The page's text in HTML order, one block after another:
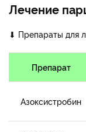
Лечение
⬇ Препараты для
Препарат
Азоксистробин